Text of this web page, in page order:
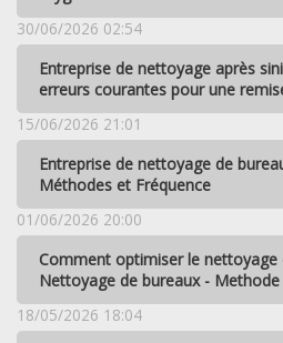
30/06/2026 02:54
Entreprise de nettoyage après
erreurs courantes pour une
15/06/2026 21:01
Entreprise de nettoyage de
Méthodes et Fréquence
01/06/2026 20:00
Comment optimiser le nettoyage
Nettoyage de bureaux -
18/05/2026 18:04